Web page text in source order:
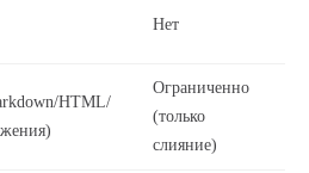
Нет
HTML/
Ограниченно
(только
слияние)